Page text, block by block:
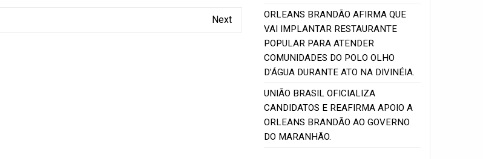
Next
ORLEANS BRANDÃO AFIRMA QUE
VAI IMPLANTAR RESTAURANTE
POPULAR PARA ATENDER
COMUNIDADES DO POLO OLHO
D’ÁGUA DURANTE ATO NA DIVINÉIA.
UNIÃO BRASIL OFICIALIZA
CANDIDATOS E REAFIRMA APOIO A
ORLEANS BRANDÃO AO GOVERNO
DO MARANHÃO.